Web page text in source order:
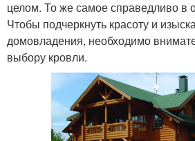
целом. То же самое справедливо в
Чтобы подчеркнуть красоту и
домовладения, необходимо
выбору кровли.